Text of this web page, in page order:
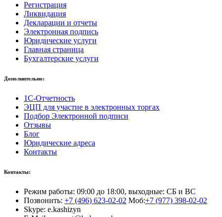
Регистрация
Ликвидация
Декларации и отчеты
Электронная подпись
Юридические услуги
Главная страница
Бухгалтерские услуги
Дополнительно:
1С-Отчетность
ЭЦП для участие в электронных торгах
Подбор Электронной подписи
Отзывы
Блог
Юридические адреса
Контакты
Контакты:
Режим работы: 09:00 до 18:00, выходные: СБ и ВС
Позвонить: +7 (496) 623-02-02 Моб:+7 (977) 398-02-02
Skype: e.kashizyn